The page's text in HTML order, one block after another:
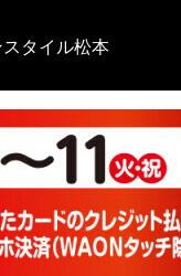
タイル松本